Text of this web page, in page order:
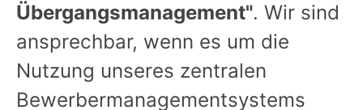
Übergangsmanagement". Wir sind
ansprechbar, wenn es um die
Nutzung unseres zentralen
Bewerbermanagementsystems